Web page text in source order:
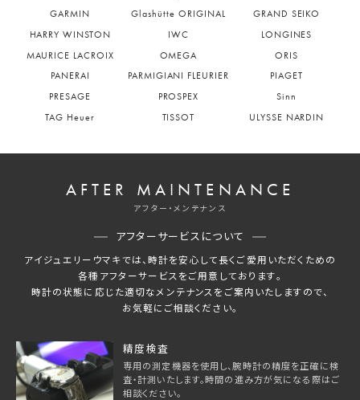
GARMIN
Glashütte ORIGINAL
GRAND SEIKO
HARRY WINSTON
IWC
LONGINES
MAURICE LACROIX
OMEGA
ORIS
PANERAI
PARMIGIANI FLEURIER
PIAGET
PRESAGE
PROSPEX
Sinn
TAG Heuer
TISSOT ULYSSE NARDIN
AFTER MAINTENANCE
アフター・メンテナンス
アフターサービスについて
アイジュエリーウマキでは、時計を安心して長くご愛用いただくための
各種アフターサービスをご用意しております。
時計の状態に応じた適切なメンテナンスをご案内いたしますので、
お気軽にご相談ください。
精度検査
専用の測定機器を使用し、腕時計の精度を正確に検
査・計測いたします。時間の進み方が気になる際はご
相談ください。